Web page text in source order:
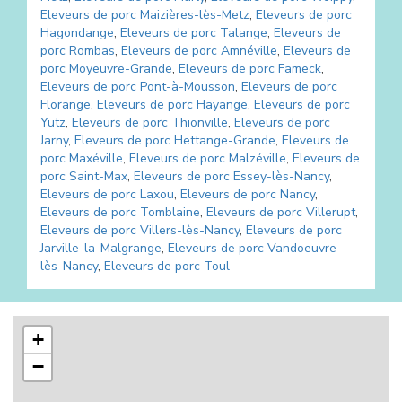
Eleveurs de porc Maizières-lès-Metz, Eleveurs de porc
Hagondange, Eleveurs de porc Talange, Eleveurs de
porc Rombas, Eleveurs de porc Amnéville, Eleveurs de
porc Moyeuvre-Grande, Eleveurs de porc Fameck,
Eleveurs de porc Pont-à-Mousson, Eleveurs de porc
Florange, Eleveurs de porc Hayange, Eleveurs de porc
Yutz, Eleveurs de porc Thionville, Eleveurs de porc
Jarny, Eleveurs de porc Hettange-Grande, Eleveurs de
porc Maxéville, Eleveurs de porc Malzéville, Eleveurs de
porc Saint-Max, Eleveurs de porc Essey-lès-Nancy,
Eleveurs de porc Laxou, Eleveurs de porc Nancy,
Eleveurs de porc Tomblaine, Eleveurs de porc Villerupt,
Eleveurs de porc Villers-lès-Nancy, Eleveurs de porc
Jarville-la-Malgrange, Eleveurs de porc Vandoeuvre-
lès-Nancy, Eleveurs de porc Toul
+
−